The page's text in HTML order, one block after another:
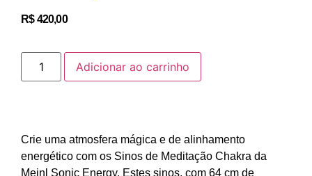
R$420,00
Adicionar ao carrinho
Crie uma atmosfera mágica e de alinhamento
energético com os Sinos de Meditação Chakra da
Meinl Sonic Energy. Estes sinos, com 64 cm de